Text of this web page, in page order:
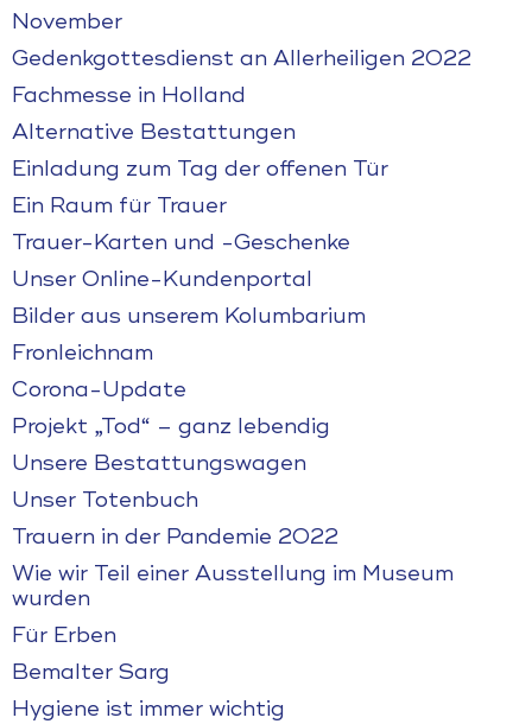
November
Gedenkgottesdienst an Allerheiligen 2022
Fachmesse in Holland
Alternative Bestattungen
Einladung zum Tag der offenen Tür
Ein Raum für Trauer
Trauer-Karten und -Geschenke
Unser Online-Kundenportal
Bilder aus unserem Kolumbarium
Fronleichnam
Corona-Update
Projekt „Tod“ – ganz lebendig
Unsere Bestattungswagen
Unser Totenbuch
Trauern in der Pandemie 2022
Wie wir Teil einer Ausstellung im Museum
wurden
Für Erben
Bemalter Sarg
Hygiene ist immer wichtig